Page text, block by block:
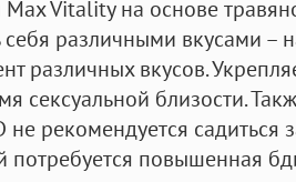
Vitality на основе
различными вкусами –
различных вкусов.
сексуальной близости.
не рекомендуется садиться
потребуется повышенная